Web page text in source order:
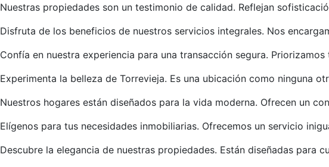
Nuestras propiedades son un testimonio de calidad. Reflejan
Disfruta de los beneficios de nuestros servicios integrales. Nos
Confía en nuestra experiencia para una transacción segura.
Experimenta la belleza de Torrevieja. Es una ubicación como ninguna
Nuestros hogares están diseñados para la vida moderna. Ofrecen un
Elígenos para tus necesidades inmobiliarias. Ofrecemos un servicio
Descubre la elegancia de nuestras propiedades. Están diseñadas para